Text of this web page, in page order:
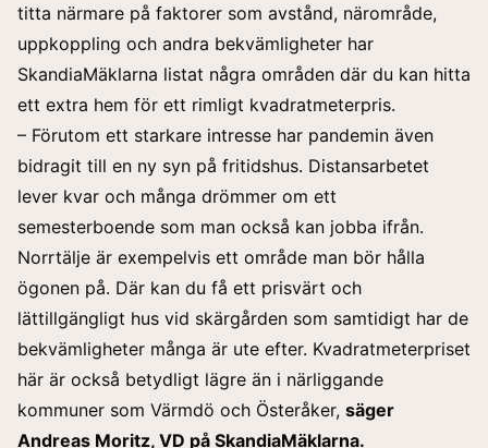
titta närmare på faktorer som avstånd, närområde,
uppkoppling och andra bekvämligheter har
SkandiaMäklarna listat några områden där du kan hitta
ett extra hem för ett rimligt kvadratmeterpris.
– Förutom ett starkare intresse har pandemin även
bidragit till en ny syn på fritidshus. Distansarbetet
lever kvar och många drömmer om ett
semesterboende som man också kan jobba ifrån.
Norrtälje är exempelvis ett område man bör hålla
ögonen på. Där kan du få ett prisvärt och
lättillgängligt hus vid skärgården som samtidigt har de
bekvämligheter många är ute efter. Kvadratmeterpriset
här är också betydligt lägre än i närliggande
kommuner som Värmdö och Österåker, säger
Andreas Moritz, VD på SkandiaMäklarna.